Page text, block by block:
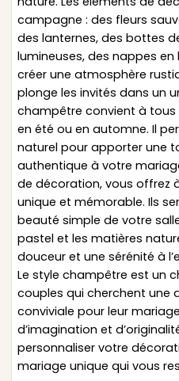
campagne : des fleurs
des lanternes, des bottes
lumineuses, des nappes
créer une atmosphère
plonge les invités dans un
champêtre convient à tous
en été ou en automne. Il
naturel pour apporter une
authentique à votre
de décoration, vous offrez
unique et mémorable. Ils
beauté simple de votre
pastel et les matières
douceur et une sérénité à
Le style champêtre est un
couples qui cherchent une
conviviale pour leur
d’imagination et
personnaliser votre
mariage unique qui vous